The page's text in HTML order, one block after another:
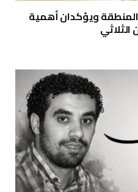
ويؤكدان أهمية